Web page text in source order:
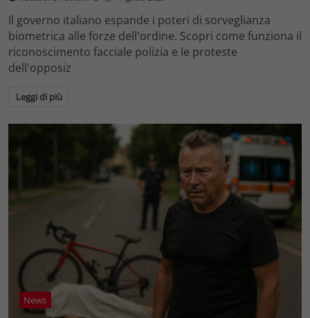
Il governo italiano espande i poteri di sorveglianza
biometrica alle forze dell'ordine. Scopri come funziona il
riconoscimento facciale polizia e le proteste
dell'opposiz
Leggi di più
News